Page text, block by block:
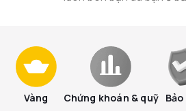
Vàng Chứng khoán & quỹ